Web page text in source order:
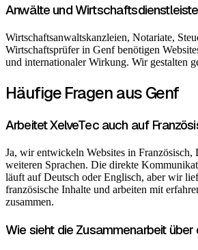
Anwälte und
Wirtschaftsanwaltskanzleien, Notariate,
Wirtschaftsprüfer in Genf benötigen
und internationaler Wirkung. Wir gestalten
Häufige Fragen aus Genf
Arbeitet XelveTec auch auf
Ja, wir entwickeln Websites in Französisch,
weiteren Sprachen. Die direkte
läuft auf Deutsch oder Englisch, aber wir
französische Inhalte und arbeiten mit
zusammen.
Wie sieht die Zusammenarbeit über